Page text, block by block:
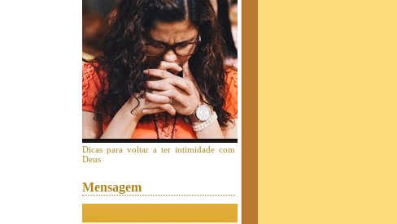
Dicas para voltar a ter intimidade com
Deus
Mensagem